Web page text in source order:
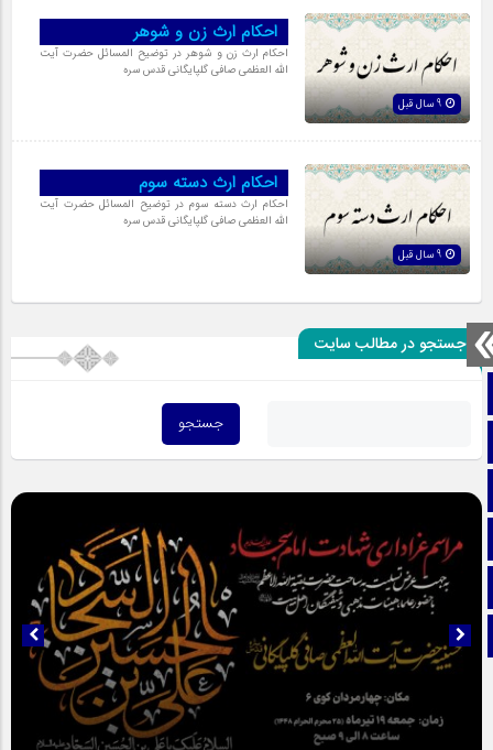
ایتا
آپارات
اینستاگرام
تلگرام
احکام ارث زن و شوهر
احکام ارث زن و شوهر در توضیح المسائل حضرت آیت
الله العظمی صافی گلپایگانی قدس سره
احکام ارث دسته سوم
احکام ارث دسته سوم در توضیح المسائل حضرت آیت
الله العظمی صافی گلپایگانی قدس سره
جستجو در مطالب سایت